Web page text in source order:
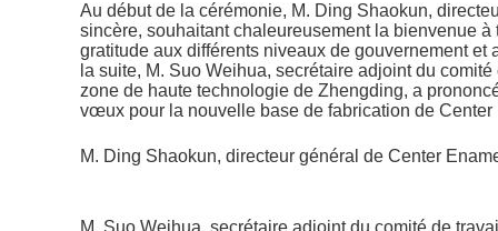
Au début de la cérémonie, M. Ding Shaokun,
sincère, souhaitant chaleureusement la bienvenue
gratitude aux différents niveaux de gouvernement
la suite, M. Suo Weihua, secrétaire adjoint du
zone de haute technologie de Zhengding, a
vœux pour la nouvelle base de fabrication de Center
M. Ding Shaokun, directeur général de Center
M. Suo Weihua, secrétaire adjoint du comité de